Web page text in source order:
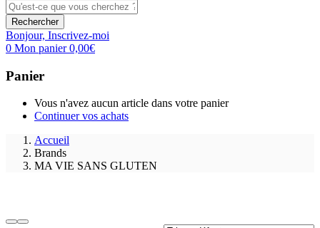
Rechercher
Bonjour, Inscrivez-moi
0 Mon panier0,00€
Panier
Vous n'avez aucun article dans votre panier
Continuer vos achats
Accueil
Brands
MA VIE SANS GLUTEN